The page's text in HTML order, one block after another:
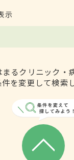
示
るクリニック・
を変更して検索